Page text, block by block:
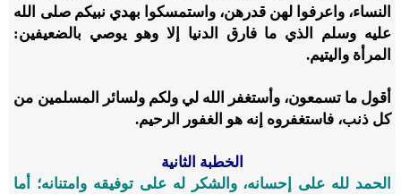
النساء، واعرفوا لهن قدرهن، واستمسكوا بهدي نبيكم صلى الله
عليه وسلم الذي ما فارق الدنيا إلا وهو يوصي بالضعيفين:
المرأة واليتيم.
أقول ما تسمعون، وأستغفر الله لي ولكم ولسائر المسلمين من
كل ذنب، فاستغفروه إنه هو الغفور الرحيم.
الخطبة الثانية
الحمد لله على إحسانه، والشكر له على توفيقه وامتنانه؛ أما